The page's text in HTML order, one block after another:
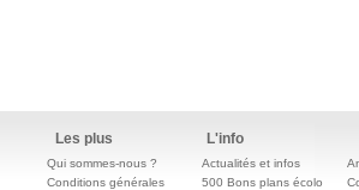
Les plus
Qui sommes-nous ?
Conditions générales
L'info
Actualités et infos
500 Bons plans écolo